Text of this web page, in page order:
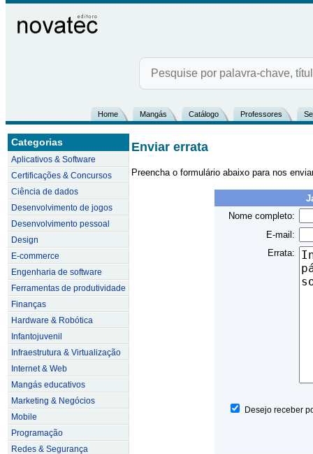
Home Mangás Catálogo Professores
Categorias
Aplicativos & Software
Certificações & Concursos
Ciência de dados
Desenvolvimento de jogos
Desenvolvimento pessoal
Design
E-commerce
Engenharia de software
Ferramentas de produtividade
Finanças
Hardware & Robótica
Infantojuvenil
Infraestrutura & Virtualização
Internet & Web
Mangás educativos
Marketing & Negócios
Mobile
Programação
Redes & Segurança
Enviar errata
Preencha o formulário abaixo para nos
Nome completo:
E-mail:
Errata:
Desejo receber